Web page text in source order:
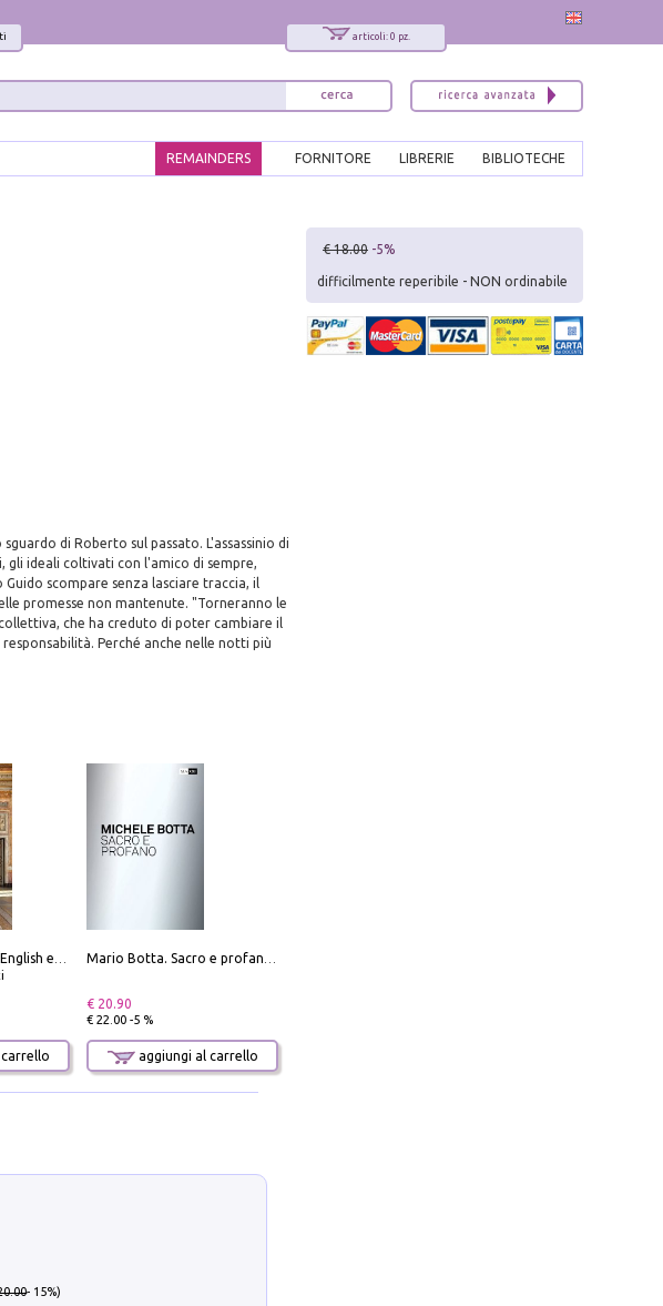
articoli: 0 pz.
BIBLIOTECHE
LIBRERIE
FORNITORE
REMAINDERS
di Roberto sul passato. L'assassinio di
gli ideali coltivati con l'amico di sempre,
scompare senza lasciare traccia, il
promesse non mantenute. "Torneranno le
che ha creduto di poter cambiare il
Perché anche nelle notti più
€ 20.90
€ 22.00 -5 %
aggiungi al carrello
- 15%)
€ 18.00 -5%
difficilmente reperibile - NON ordinabile
x
Allora iscriviti alla nostra newsletter!
Sarai informato delle nostre novità, potrai
comunque cancellarti quando desideri.